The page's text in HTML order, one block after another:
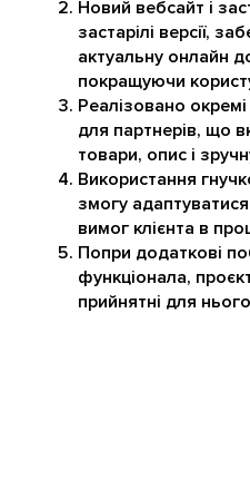
Новий вебсайт і
застарілі версії,
актуальну онлайн
покращуючи
Реалізовано
для партнерів, що
товари, опис і
Використання
змогу
вимог клієнта в
Попри додаткові
функціонала,
прийнятні для